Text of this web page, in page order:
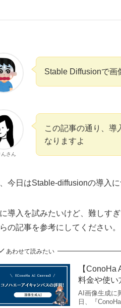
Stable Diffusionで画
さん
この記事の通り、導
なりますよ
今日はStable-diffusionの導入
導入を試みたいけど、難しす
の記事を参考にしてください
あわせて読みたい
【
料金や使い
AI画像生成に
日、『